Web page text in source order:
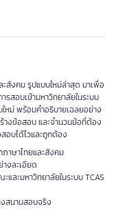
สังคม รูปแบบใหม่ล่าสุด มาเพื่อ
สอบเข้ามหาวิทยาลัยในระบบ
หม่ พร้อมคำอธิบายเฉลยอย่าง
างข้อสอบ และจำนวนข้อที่ต้อง
อบได้ไวและถูกต้อง
าษาไทยและสังคม
งละเอียด
ละมหาวิทยาลัยในระบบ TCAS
สนามสอบจริง